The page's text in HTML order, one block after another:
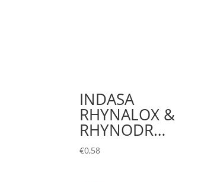
INDASA
RHYNALOX &
RHYNODR…
€0,58